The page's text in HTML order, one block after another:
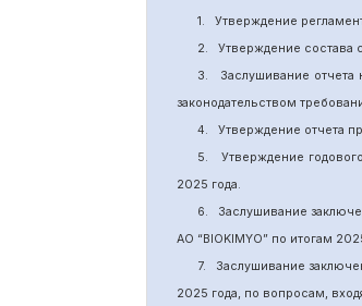
1. Утверждение
2.
Утверждение состава
3.
Заслушивание отчета
законодательством
4.
Утверждение отчета
5.
Утверждение
2025 года.
6.
Заслушивание
АО “BIOKIMYO”по итогам
7.
Заслушивание
2025 года, по вопросам,